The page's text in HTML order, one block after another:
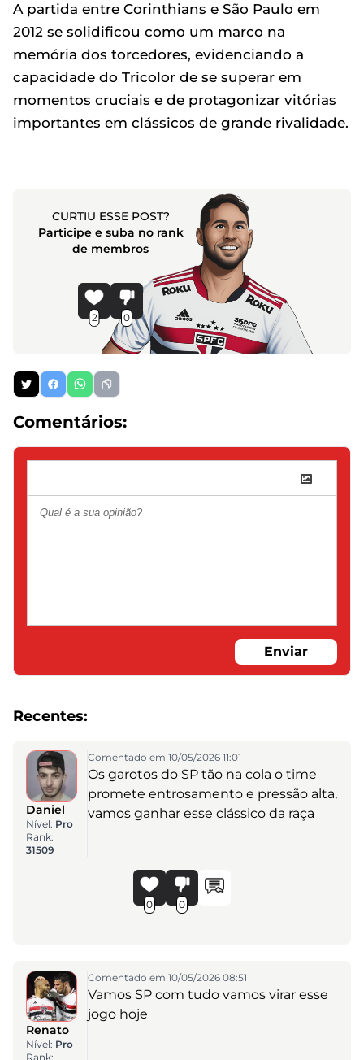
A partida entre Corinthians e São Paulo em
2012 se solidificou como um marco na
memória dos torcedores, evidenciando a
capacidade do Tricolor de se superar em
momentos cruciais e de protagonizar vitórias
importantes em clássicos de grande rivalidade.
CURTIU ESSE POST?
Participe e suba no rank
de membros
2 0
Comentários:
Enviar
Recentes:
Daniel
Nível: Pro
Rank:
31509
Comentado em 10/05/2026 11:01
Os garotos do SP tão na cola o time
promete entrosamento e pressão alta,
vamos ganhar esse clássico da raça
0 0
Renato
Nível: Pro
Rank:
Comentado em 10/05/2026 08:51
Vamos SP com tudo vamos virar esse
jogo hoje